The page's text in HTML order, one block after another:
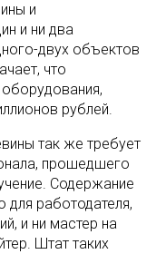
и
и ни два
двух объектов
что
рублей.
так же требует
прошедшего
Содержание
для работодателя,
и ни мастер на
Штат таких